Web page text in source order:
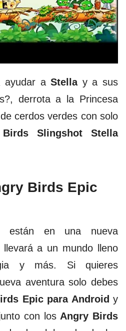
ayudar aStellay a sus
derrota a la Princesa
cerdos verdes con solo
Slingshot Stella
Birds Epic
están en una nueva
a un mundo lleno
y más. Si quieres
aventura solo debes
Epic para Android y
con los Angry Birds